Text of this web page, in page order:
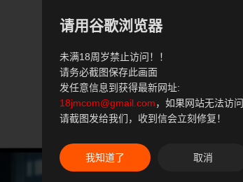
请用谷歌浏览器
未满18周岁禁止访问！！
请务必截图保存此画面
发任意信息到获得最新网址:
18jmcom@gmail.com，如果网站无法访问
请截图发给我们，收到信会立刻修复！
我知道了 取消